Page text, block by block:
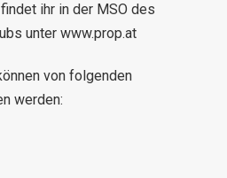
ihr in der MSO des
unter www.prop.at
von folgenden
werden: